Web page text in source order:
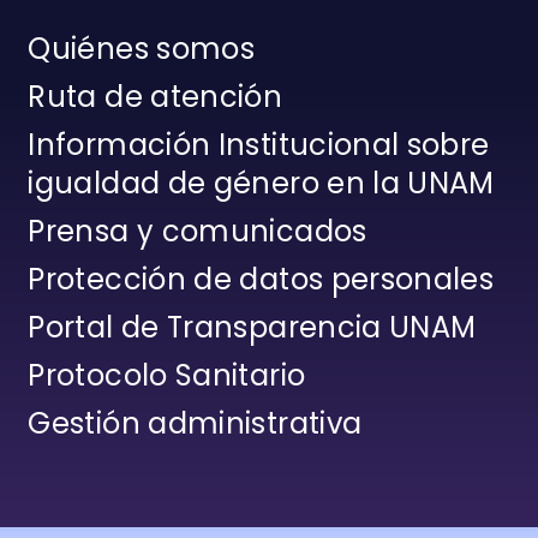
Quiénes somos
Ruta de atención
Información Institucional sobre
igualdad de género en la UNAM
Prensa y comunicados
Protección de datos personales
Portal de Transparencia UNAM
Protocolo Sanitario
Gestión administrativa